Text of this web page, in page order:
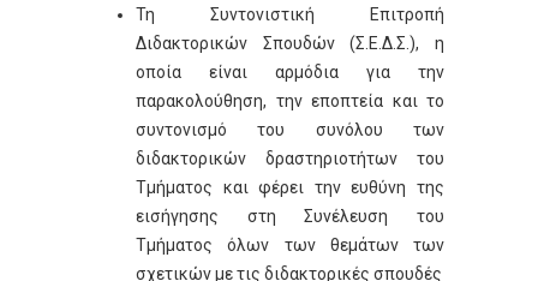
Τη Συντονιστική Επιτροπή
Διδακτορικών Σπουδών (Σ.Ε.Δ.Σ.), η
οποία είναι αρμόδια για την
παρακολούθηση, την εποπτεία και το
συντονισμό του συνόλου των
διδακτορικών δραστηριοτήτων του
Τμήματος και φέρει την ευθύνη της
εισήγησης στη Συνέλευση του
Τμήματος όλων των θεμάτων των
σχετικών με τις διδακτορικές σπουδές